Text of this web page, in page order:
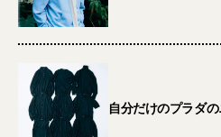
自分だけのプラダ